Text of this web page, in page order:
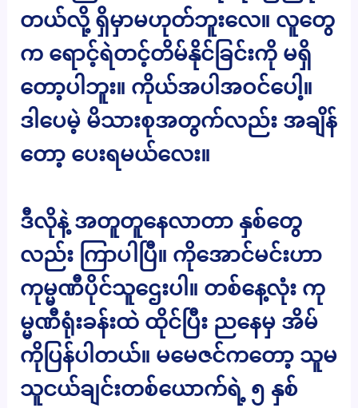
တယ်လို့ ရှိမှာမဟုတ်ဘူးလေ။ လူတွေ
က ရောင့်ရဲတင့်တိမ်နိုင်ခြင်းကို မရှိ
တော့ပါဘူး။ ကိုယ်အပါအဝင်ပေါ့။
ဒါပေမဲ့ မိသားစုအတွက်လည်း အချိန်
တော့ ပေးရမယ်လေး။
ဒီလိုနဲ့ အတူတူနေလာတာ နှစ်တွေ
လည်း ကြာပါပြီ။ ကိုအောင်မင်းဟာ
ကုမ္မဏီပိုင်သူဌေးပါ။ တစ်နေ့လုံး ကု
မ္မဏီရုံးခန်းထဲ ထိုင်ပြီး ညနေမှ အိမ်
ကိုပြန်ပါတယ်။ မမေဇင်ကတော့ သူမ
သူငယ်ချင်းတစ်ယောက်ရဲ့ ၅ နှစ်